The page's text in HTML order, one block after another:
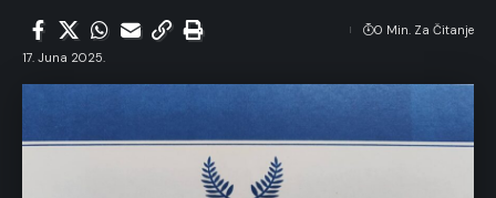
17. Juna 2025.
0 Min. Za Čitanje